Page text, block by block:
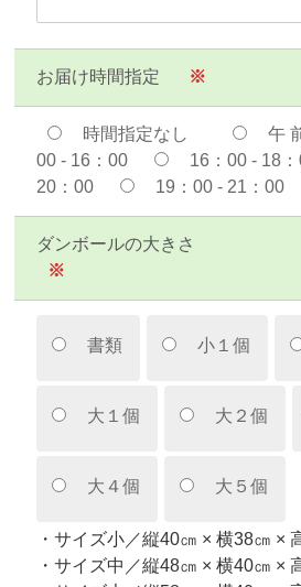
お届け時間指定 ※
時間指定なし 午
00 - 16：00
16：00 - 18
20：00
19：00 - 21：00
ダンボールの大きさ
※
書類 小１個
大１個 大２個
大４個 大５個
・サイズ小／縦40㎝ × 横38㎝ ×
・サイズ中／縦48㎝ × 横40㎝ ×